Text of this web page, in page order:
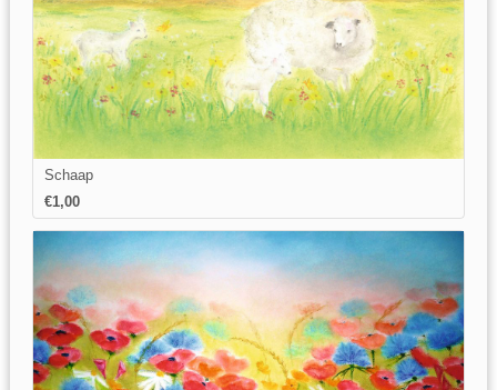
Schaap
€1,00